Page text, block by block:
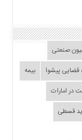
صنعتی
قضایی ‌پیشوا
بیمه
در امارات
قسطی